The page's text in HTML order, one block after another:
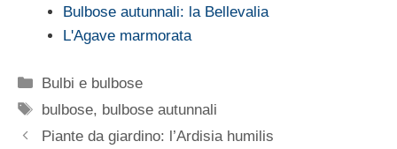
Bulbose autunnali: la Bellevalia
L'Agave marmorata
Categorie
Bulbi e bulbose
Tag
bulbose, bulbose autunnali
Piante da giardino: l’Ardisia humilis